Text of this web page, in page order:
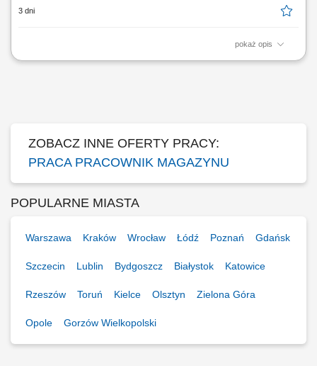
3 dni
pokaż opis
Opis stanowiska Realizacja / kompletowanie zamówień (możliwość
ZOBACZ INNE OFERTY PRACY:
PRACA PRACOWNIK MAGAZYNU
POPULARNE MIASTA
Warszawa Kraków Wrocław Łódź Poznań Gdańsk
Szczecin Lublin Bydgoszcz Białystok Katowice
Rzeszów Toruń Kielce Olsztyn Zielona Góra
Opole Gorzów Wielkopolski